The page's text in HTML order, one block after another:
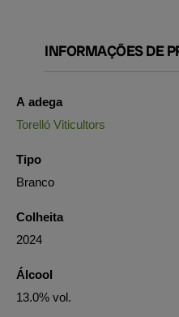
INFORMAÇÕES DE
A adega
Torelló Viticultors
Tipo
Branco
Colheita
2024
Álcool
13.0% vol.